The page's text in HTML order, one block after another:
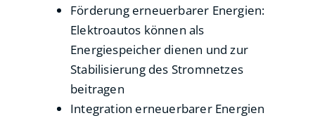
Förderung erneuerbarer Energien:
Elektroautos können als
Energiespeicher dienen und zur
Stabilisierung des Stromnetzes
beitragen
Integration erneuerbarer Energien